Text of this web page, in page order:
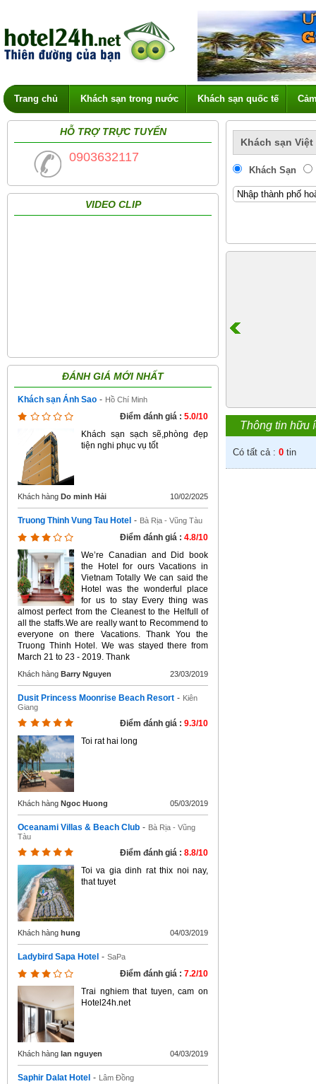
Trang chủ Khách sạn trong nước Khách sạn quốc tế
HỖ TRỢ TRỰC TUYẾN
0903632117
VIDEO CLIP
ĐÁNH GIÁ MỚI NHẤT
Khách sạn Ánh Sao - Hồ Chí Minh
Điểm đánh giá : 5.0/10
Khách sạn sạch sẽ,phòng đẹp
tiện nghi phục vụ tốt
Khách hàng Do minh Hải 10/02/2025
Truong Thinh Vung Tau Hotel - Bà Rịa - Vũng Tàu
Điểm đánh giá : 4.8/10
We’re Canadian and Did book
the Hotel for ours Vacations in
Vietnam Totally We can said the
Hotel was the wonderful place
for us to stay Every thing was
almost perfect from the Cleanest to the Helfull of
all the staffs.We are really want to Recommend to
everyone on there Vacations. Thank You the
Truong Thinh Hotel. We was stayed there from
March 21 to 23 - 2019. Thank
Khách hàng Barry Nguyen 23/03/2019
Dusit Princess Moonrise Beach Resort - Kiên
Giang
Điểm đánh giá : 9.3/10
Toi rat hai long
Khách hàng Ngoc Huong 05/03/2019
Oceanami Villas & Beach Club - Bà Rịa - Vũng
Tàu
Điểm đánh giá : 8.8/10
Toi va gia dinh rat thix noi nay,
that tuyet
Khách hàng hung 04/03/2019
Ladybird Sapa Hotel - SaPa
Điểm đánh giá : 7.2/10
Trai nghiem that tuyen, cam on
Hotel24h.net
Khách hàng lan nguyen 04/03/2019
Saphir Dalat Hotel - Lâm Đồng
Khách sạn Việt
Khách Sạn
Thông tin hữu
Có tất cả : 0 tin